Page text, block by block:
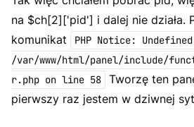
na $ch[2]['pid'] i dalej nie działa.
komunikat
PHP Notice:
/var/www/html/panel/include/
r.php on line 58
Tworzę ten
pierwszy raz jestem w dziwnej